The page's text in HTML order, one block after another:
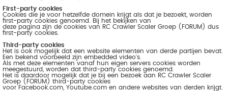
First-party cookies
Cookies die je voor hetzelfde domein krijgt als dat je bezoekt, worden
first-party cookies genoemd. Bij het bekijken van
deze pagina zijn de cookies van RC Crawler Scaler Groep (FORUM) dus
first-party cookies.
Third-party cookies
Het is ook mogelijk dat een website elementen van derde partijen bevat.
Een bekend voorbeeld zijn embedded video's.
Als met deze elementen vanaf hun eigen servers cookies worden
meegestuurd, worden dat third-party cookies genoemd.
Het is daardoor mogelijk dat je bij een bezoek aan RC Crawler Scaler
Groep (FORUM) third-party cookies
voor Facebook.com, Youtube.com en andere websites van derden krijgt.